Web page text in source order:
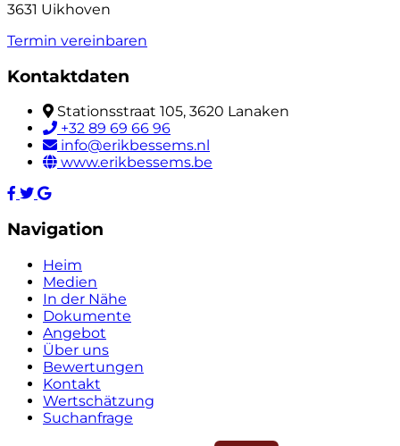
3631 Uikhoven
Termin vereinbaren
Kontaktdaten
Stationsstraat 105, 3620 Lanaken
+32 89 69 66 96
info@erikbessems.nl
www.erikbessems.be
Navigation
Heim
Medien
In der Nähe
Dokumente
Angebot
Über uns
Bewertungen
Kontakt
Wertschätzung
Suchanfrage